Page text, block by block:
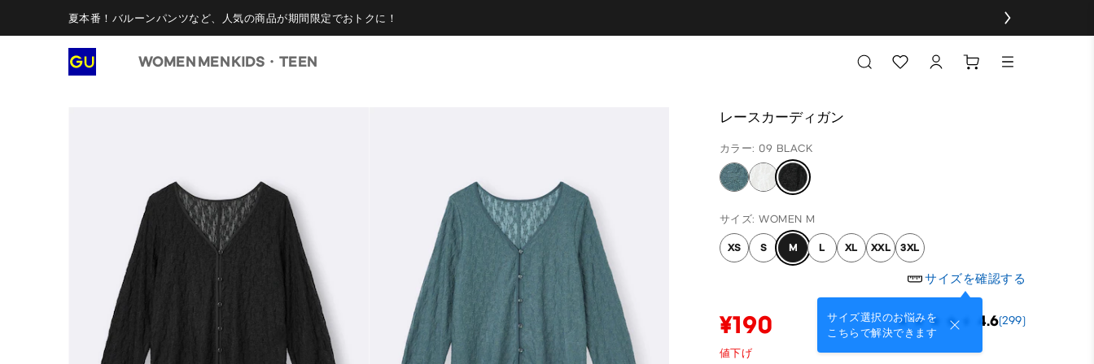
夏本番！バルーンパンツなど、人気の商品が期間限定でおトクに！
WOMEN MENKIDS・TEEN
レースカーディガン
カラー: 09 BLACK
サイズ: WOMEN M
XS S M L XL XXL 3XL
サイズを確認する
サイズ選択のお悩みを
こちらで解決できます
¥190 4.6(299)
値下げ